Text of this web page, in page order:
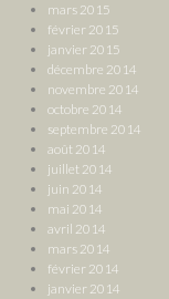
mars 2015
février 2015
janvier 2015
décembre 2014
novembre 2014
octobre 2014
septembre 2014
août 2014
juillet 2014
juin 2014
mai 2014
avril 2014
mars 2014
février 2014
janvier 2014